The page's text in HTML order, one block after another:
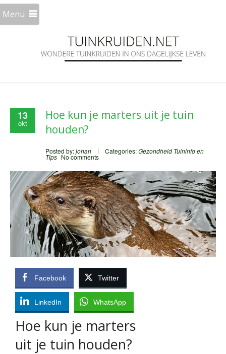
Menu
13
okt
Hoe kun je marters uit je tuin
houden?
Posted by:johan Categories:Gezondheid Tuininfo en
Tips No comments
Facebook Twitter
LinkedIn WhatsApp
Hoe kun je marters
uit je tuin houden?